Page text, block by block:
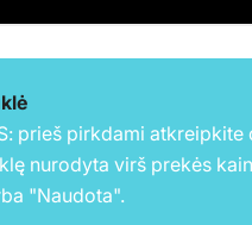
prieš pirkdami atkreipkite
nurodyta virš prekės
"Naudota".